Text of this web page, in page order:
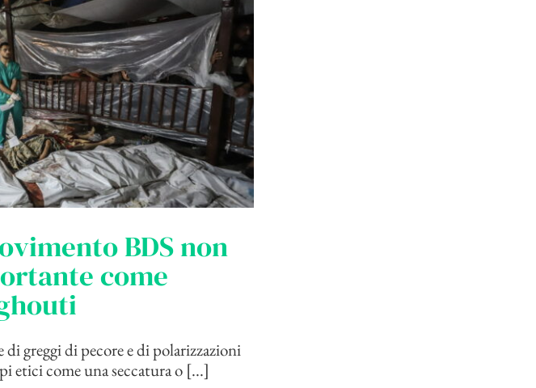
BDS non
come
greggi di pecore e di polarizzazioni
come una seccatura o [...]